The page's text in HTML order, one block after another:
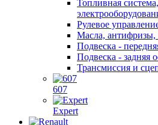
Топливная
Рулевое
Масла, антифризы,
Подвеска -
Подвеска - задняя
Трансмиссия и
607
Expert